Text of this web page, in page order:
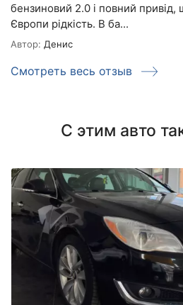
бензиновий 2.0 і повний привід,
Європи рідкість. В ба...
Автор: Денис
Смотреть весь отзыв
С этим авто